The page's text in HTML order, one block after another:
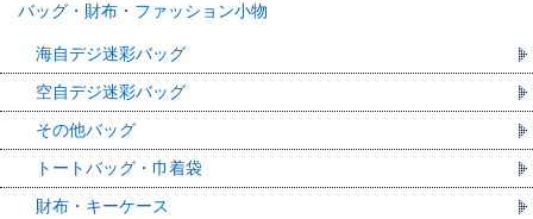
バッグ・財布・ファッション小物
海自デジ迷彩バッグ
空自デジ迷彩バッグ
その他バッグ
トートバッグ・巾着袋
財布・キーケース